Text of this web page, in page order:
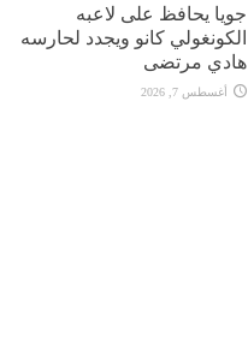
جويا يحافظ على لاعبه
الكونغولي كانو ويجدد لحارسه
هادي مرتضى
أغسطس 7, 2026